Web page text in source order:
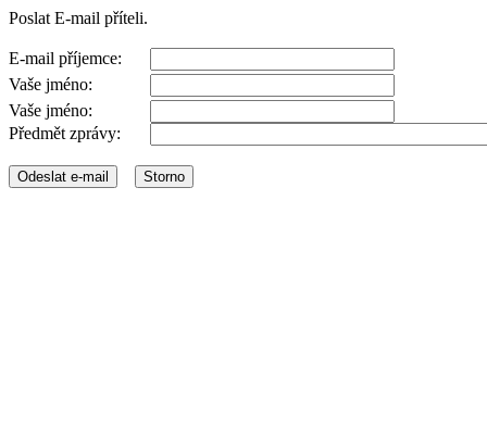
Poslat E-mail příteli.
E-mail příjemce:
Vaše jméno:
Vaše jméno:
Předmět zprávy: